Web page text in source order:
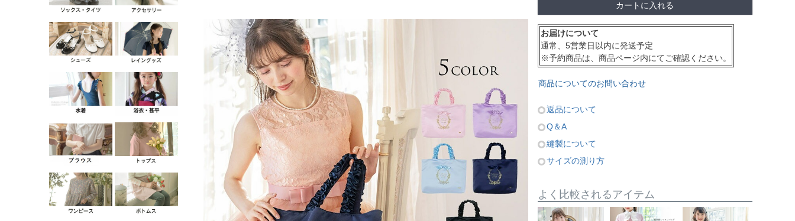
カートに入れる
お届けについて
通常、5営業日以内に発送予定
※予約商品は、商品ページ内にてご確認ください。
商品についてのお問い合わせ
返品について
Q＆A
縫製について
サイズの測り方
よく比較されるアイテム